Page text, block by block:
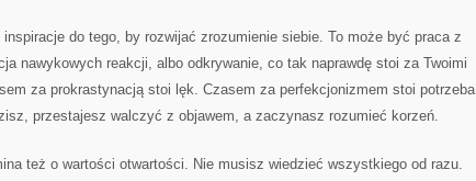
do tego, by rozwijać zrozumienie siebie. To może być praca z
nawykowych reakcji, albo odkrywanie, co tak naprawdę stoi za Twoimi
za prokrastynacją stoi lęk. Czasem za perfekcjonizmem stoi potrzeba
przestajesz walczyć z objawem, a zaczynasz rozumieć korzeń.
też o wartości otwartości. Nie musisz wiedzieć wszystkiego od razu.